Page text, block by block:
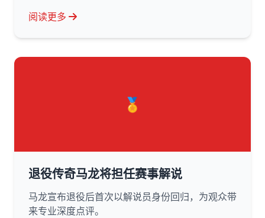
阅读更多
🏅
退役传奇马龙将担任赛事解说
马龙宣布退役后首次以解说员身份回归，为观众带
来专业深度点评。